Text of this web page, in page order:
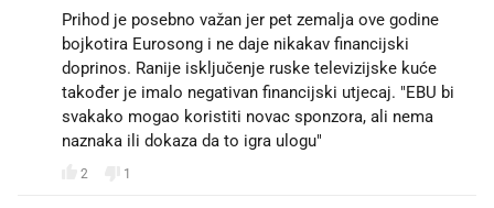
Prihod je posebno važan jer pet zemalja ove godine
bojkotira Eurosong i ne daje nikakav financijski
doprinos. Ranije isključenje ruske televizijske kuće
također je imalo negativan financijski utjecaj. "EBU bi
svakako mogao koristiti novac sponzora, ali nema
naznaka ili dokaza da to igra ulogu"
2 1